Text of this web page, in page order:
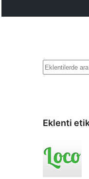
Ara
Eklenti